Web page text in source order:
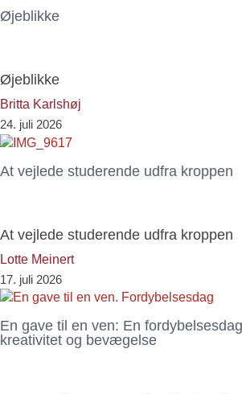
Øjeblikke
Øjeblikke
Britta Karlshøj
24. juli 2026
At vejlede studerende udfra kroppen
At vejlede studerende udfra kroppen
Lotte Meinert
17. juli 2026
En gave til en ven: En
kreativitet og bevægelse